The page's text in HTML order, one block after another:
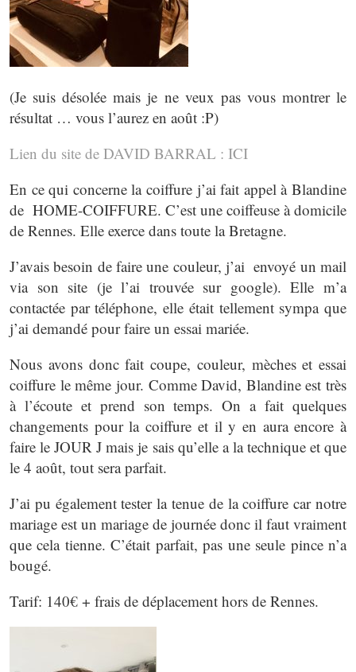
(Je suis désolée mais je ne veux pas vous montrer le
résultat … vous l’aurez en août :P)
Lien du site de DAVID BARRAL : ICI
En ce qui concerne la coiffure j’ai fait appel à Blandine
de HOME-COIFFURE. C’est une coiffeuse à domicile
de Rennes. Elle exerce dans toute la Bretagne.
J’avais besoin de faire une couleur, j’ai envoyé un mail
via son site (je l’ai trouvée sur google). Elle m’a
contactée par téléphone, elle était tellement sympa que
j’ai demandé pour faire un essai mariée.
Nous avons donc fait coupe, couleur, mèches et essai
coiffure le même jour. Comme David, Blandine est très
à l’écoute et prend son temps. On a fait quelques
changements pour la coiffure et il y en aura encore à
faire le JOUR J mais je sais qu’elle a la technique et que
le 4 août, tout sera parfait.
J’ai pu également tester la tenue de la coiffure car notre
mariage est un mariage de journée donc il faut vraiment
que cela tienne. C’était parfait, pas une seule pince n’a
bougé.
Tarif: 140€ + frais de déplacement hors de Rennes.